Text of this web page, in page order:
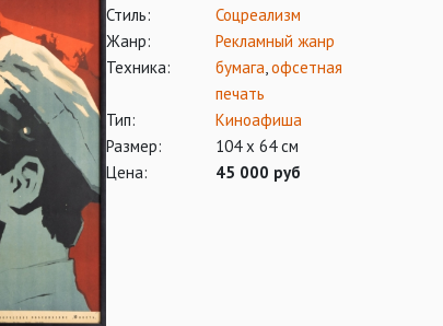
Стиль:
Соцреализм
Жанр:
Рекламный жанр
Техника:
бумага,офсетная
печать
Тип:
Киноафиша
Размер:
104 х 64 см
Цена:
45 000 руб